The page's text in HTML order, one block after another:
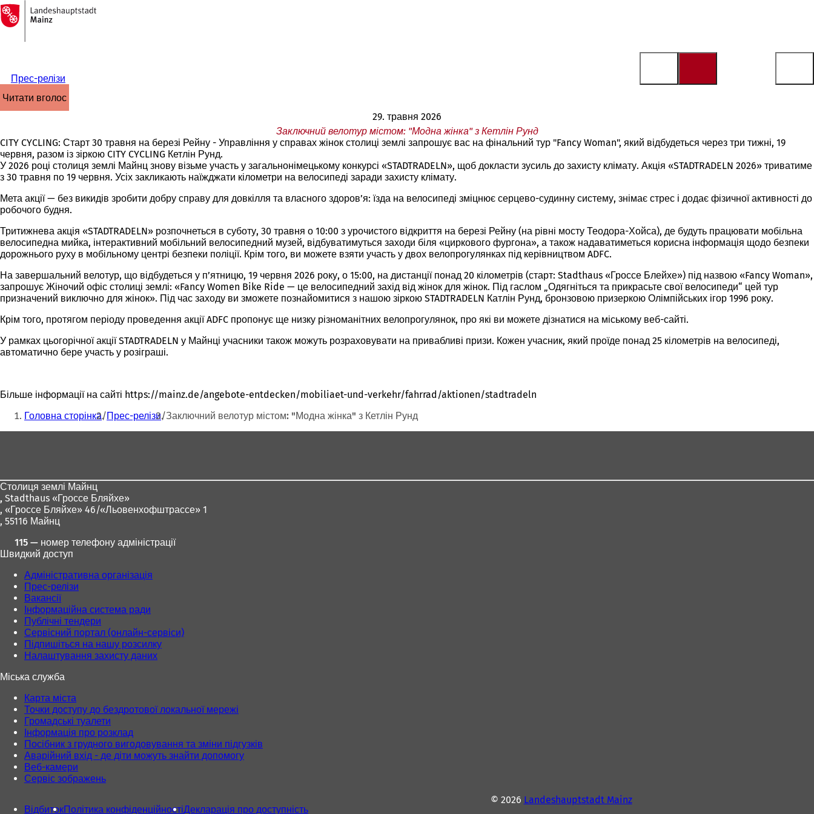
Перейти до змісту
На
головну
сторінку
Прес-релізи
читати вголос
29. травня 2026
Заключний велотур містом: "Модна жінка" з Кетлін Рунд
CITY CYCLING: Старт 30 травня на березі Рейну - Управління у справах жінок столиці землі запрошує вас на фінальний тур "Fancy Woman", який відбудеться через три тижні, 19
червня, разом із зіркою CITY CYCLING Кетлін Рунд.
У 2026 році столиця землі Майнц знову візьме участь у загальнонімецькому конкурсі «STADTRADELN», щоб докласти зусиль до захисту клімату. Акція «STADTRADELN 2026» триватиме
з 30 травня по 19 червня. Усіх закликають наїжджати кілометри на велосипеді заради захисту клімату.
Мета акції — без викидів зробити добру справу для довкілля та власного здоров’я: їзда на велосипеді зміцнює серцево-судинну систему, знімає стрес і додає фізичної активності до
робочого будня.
Тритижнева акція «STADTRADELN» розпочнеться в суботу, 30 травня о 10:00 з урочистого відкриття на березі Рейну (на рівні мосту Теодора-Хойса), де будуть працювати мобільна
велосипедна мийка, інтерактивний мобільний велосипедний музей, відбуватимуться заходи біля «циркового фургона», а також надаватиметься корисна інформація щодо безпеки
дорожнього руху в мобільному центрі безпеки поліції. Крім того, ви можете взяти участь у двох велопрогулянках під керівництвом ADFC.
На завершальний велотур, що відбудеться у п’ятницю, 19 червня 2026 року, о 15:00, на дистанції понад 20 кілометрів (старт: Stadthaus «Гроссе Блейхе») під назвою «Fancy Woman»,
запрошує Жіночий офіс столиці землі: «Fancy Women Bike Ride — це велосипедний захід від жінок для жінок. Під гаслом „Одягніться та прикрасьте свої велосипеди“ цей тур
призначений виключно для жінок». Під час заходу ви зможете познайомитися з нашою зіркою STADTRADELN Катлін Рунд, бронзовою призеркою Олімпійських ігор 1996 року.
Крім того, протягом періоду проведення акції ADFC пропонує ще низку різноманітних велопрогулянок, про які ви можете дізнатися на міському веб-сайті.
У рамках цьогорічної акції STADTRADELN у Майнці учасники також можуть розраховувати на привабливі призи. Кожен учасник, який проїде понад 25 кілометрів на велосипеді,
автоматично бере участь у розіграші.
Більше інформації на сайті https://mainz.de/angebote-entdecken/mobiliaet-und-verkehr/fahrrad/aktionen/stadtradeln
Ти
тут:
Головна сторінка Прес-релізи Заключний велотур містом: "Модна жінка" з Кетлін Рунд
Столиця землі Майнц
, Stadthaus «Гроссе Бляйхе»
, «Гроссе Бляйхе» 46/«Льовенхофштрассе» 1
, 55116 Майнц
115 — номер телефону адміністрації
Швидкий доступ
Адміністративна організація
Прес-релізи
Вакансії
Інформаційна система ради
Публічні тендери
Сервісний портал (онлайн-сервіси)
Підпишіться на нашу розсилку
Налаштування захисту даних
Міська служба
Карта міста
Точки доступу до бездротової локальної мережі
Громадські туалети
Інформація про розклад
Посібник з грудного вигодовування та зміни підгузків
Аварійний вхід - де діти можуть знайти допомогу
Веб-камери
Сервіс зображень
ВідбитокПолітика конфіденційностіДекларація про доступність
© 2026 Landeshauptstadt Mainz